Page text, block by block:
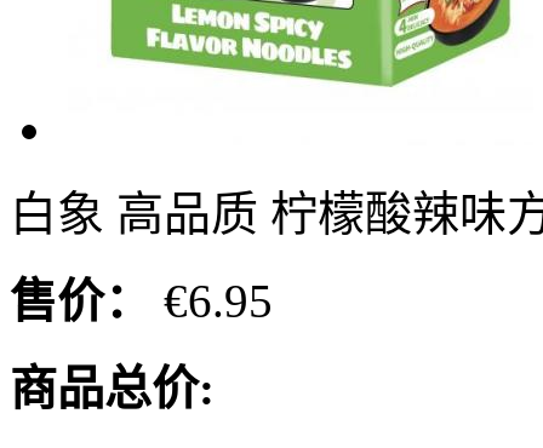
白象 高品质 柠檬酸辣味
售价：
€6.95
商品总价: